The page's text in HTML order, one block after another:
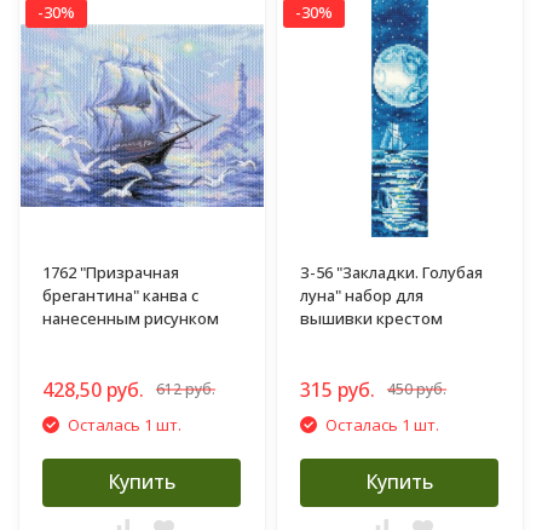
-30%
1762 "Призрачная
брегантина" канва с
нанесенным рисунком
428,50 руб. 612 руб.
Осталась 1 шт.
Купить
-30%
З-56 "Закладки. Голубая
луна" набор для
вышивки крестом
315 руб. 450 руб.
Осталась 1 шт.
Купить